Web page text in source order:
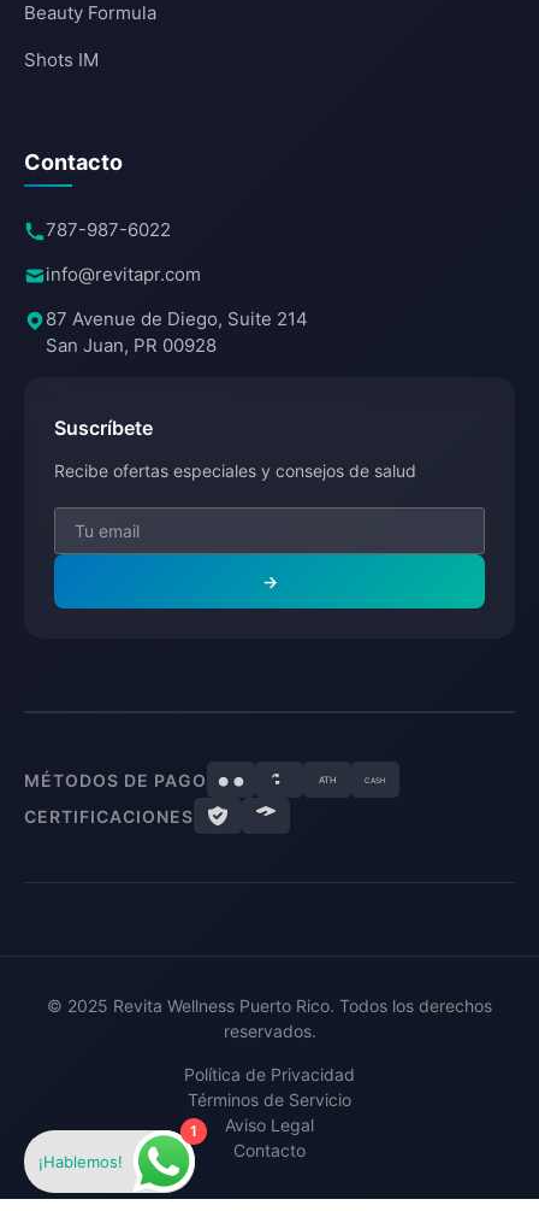
Beauty Formula
Shots IM
Contacto
787-987-6022
info@revitapr.com
87 Avenue de Diego, Suite 214
San Juan, PR 00928
Suscríbete
Recibe ofertas especiales y consejos de salud
→
MÉTODOS DE PAGO ATH CASH
CERTIFICACIONES
© 2025 Revita Wellness Puerto Rico. Todos los derechos
reservados.
Política de Privacidad
Términos de Servicio
Aviso Legal
Contacto
1
¡Hablemos!